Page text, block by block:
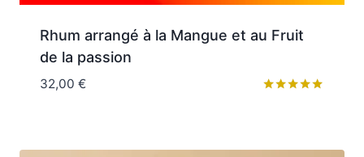
Rhum arrangé à la Mangue et au Fruit
de la passion
32,00 €